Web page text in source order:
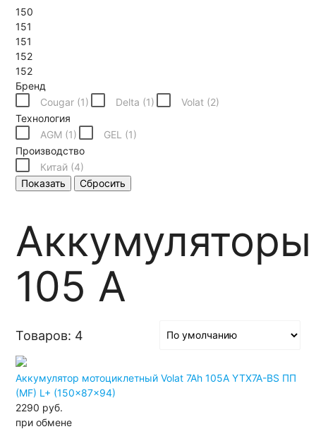
150
151
151
152
152
Бренд
Cougar (1) Delta (1) Volat (2)
Технология
AGM (1) GEL (1)
Производство
Китай (4)
Показать
Сбросить
Аккумуляторы
105 А
Товаров: 4
Аккумулятор мотоциклетный Volat 7Ah 105А YTX7A-BS ПП
(MF) L+ (150x87x94)
2290 руб.
при обмене